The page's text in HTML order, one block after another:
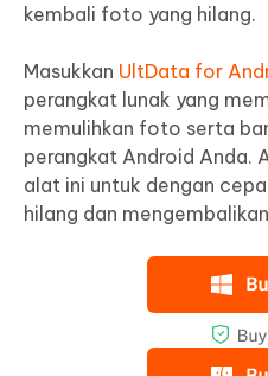
kembali foto yang hilang.
Masukkan UltData for
perangkat lunak yang
memulihkan foto serta
perangkat Android Anda.
alat ini untuk dengan
hilang dan